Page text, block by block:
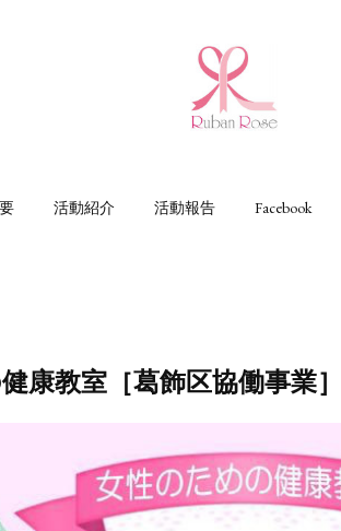
活動紹介 活動報告 Facebook
康教室［葛飾区協働事業］